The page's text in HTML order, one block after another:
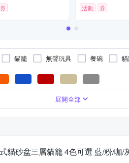
券 活動 券
貓籠 無聲玩具 餐碗
衣服 寵物用品耗材
展開全部
貓砂盆三層貓籠 4色可選 藍/粉/咖/